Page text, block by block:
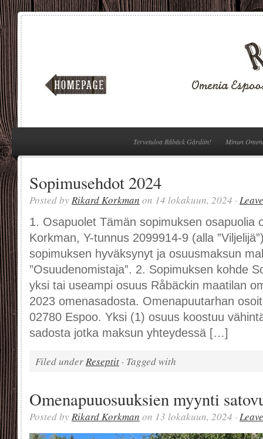
Tervetuloa Råbäck Gårdiin! Minun
Sopimusehdot 2024
Posted by Rikard Korkman on 14 lokakuun, 2024 ·
1. Osapuolet Tämän sopimuksen osapuolia
Korkman, Y-tunnus 2099914-9 (alla
sopimuksen hyväksynyt ja osuusmaksun
”Osuudenomistaja”. 2. Sopimuksen kohde
yksi tai useampi osuus Råbäckin maatilan
2023 omenasadosta. Omenapuutarhan
02780 Espoo. Yksi (1) osuus koostuu
sadosta jotka maksun yhteydessä […]
Filed underReseptit · Tagged with
Omenapuuosuuksien myynti
Posted by Rikard Korkman on 13 lokakuun, 2024 ·